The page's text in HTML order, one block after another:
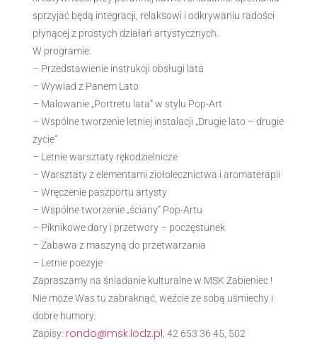
sprzyjać będą integracji, relaksowi i odkrywaniu radości
płynącej z prostych działań artystycznych.
W programie:
– Przedstawienie instrukcji obsługi lata
– Wywiad z Panem Lato
– Malowanie „Portretu lata” w stylu Pop-Art
– Wspólne tworzenie letniej instalacji „Drugie lato – drugie
życie”
– Letnie warsztaty rękodzielnicze
– Warsztaty z elementami ziołolecznictwa i aromaterapii
– Wręczenie paszportu artysty
– Wspólne tworzenie „ściany” Pop-Artu
– Piknikowe dary i przetwory – poczęstunek
– Zabawa z maszyną do przetwarzania
– Letnie poezyje
Zapraszamy na śniadanie kulturalne w MSK Żabieniec !
Nie może Was tu zabraknąć, weźcie ze sobą uśmiechy i
dobre humory.
Zapisy: rondo@msk.lodz.pl , 42 653 36 45, 502